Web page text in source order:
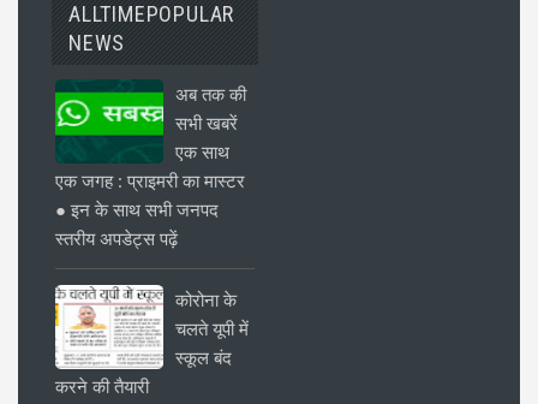
ALLTIMEPOPULAR
NEWS
अब तक की
सभी खबरें
एक साथ
एक जगह : प्राइमरी का मास्टर
● इन के साथ सभी जनपद
स्तरीय अपडेट्स पढ़ें
कोरोना के
चलते यूपी में
स्कूल बंद
करने की तैयारी